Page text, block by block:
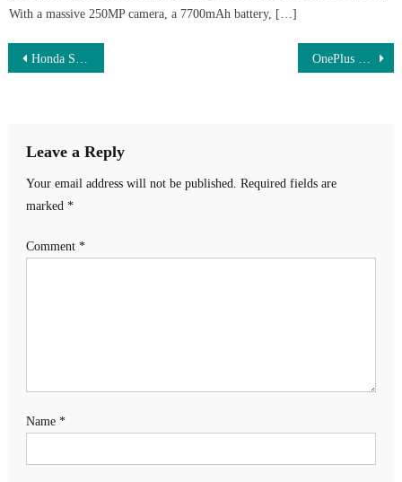
With a massive 250MP camera, a 7700mAh battery, […]
Post
Honda SP 125 2025 Returns with Sporty Aggressive Styling, Dependable Mileage Output, Comfortable Ride Quality and Advanced Features
Leave a Reply
Your email address will not be published. Required fields are
marked *
Comment *
Name *